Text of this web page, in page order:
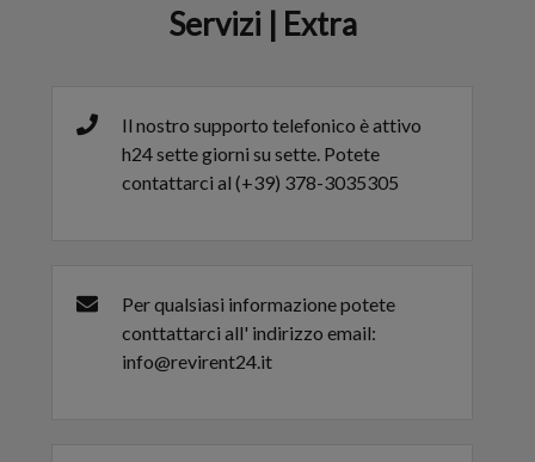
Servizi | Extra
Il nostro supporto telefonico è attivo
h24 sette giorni su sette. Potete
contattarci al (+39) 378-3035305
Per qualsiasi informazione potete
conttattarci all' indirizzo email:
info@revirent24.it